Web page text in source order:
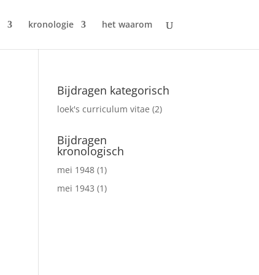
kronologie het waarom
Bijdragen kategorisch
loek's curriculum vitae (2)
Bijdragen
kronologisch
mei 1948 (1)
mei 1943 (1)